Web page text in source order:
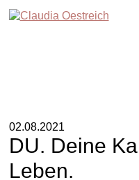
02.08.2021
DU. Deine
Leben.